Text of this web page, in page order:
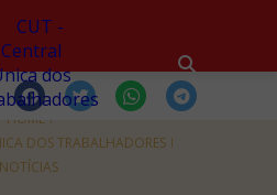
HOME
DOS TRABALHADORES
NOTÍCIAS